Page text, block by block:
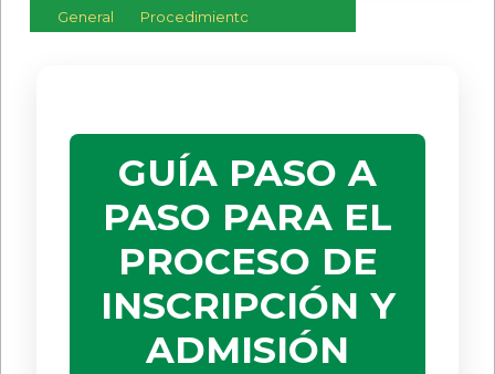
General
Procedimientos
GUÍA PASO A
PASO PARA EL
PROCESO DE
INSCRIPCIÓN Y
ADMISIÓN